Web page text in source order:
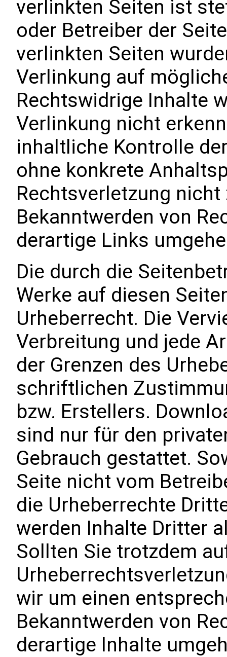
verlinkten Seiten ist
oder Betreiber der
verlinkten Seiten
Verlinkung auf
Rechtswidrige Inhalte
Verlinkung nicht
inhaltliche Kontrolle
ohne konkrete
Rechtsverletzung nicht
Bekanntwerden von
derartige Links
Die durch die
Werke auf diesen
Urheberrecht. Die
Verbreitung und jede
der Grenzen des
schriftlichen
bzw. Erstellers.
sind nur für den
Gebrauch gestattet.
Seite nicht vom
die Urheberrechte
werden Inhalte Dritter
Sollten Sie trotzdem
wir um einen
Bekanntwerden von
derartige Inhalte